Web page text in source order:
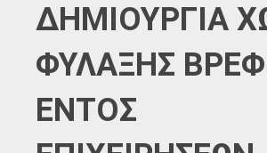
ΔΗΜΙΟΥΡΓΙΑ
ΦΥΛΑΞΗΣ
ΕΝΤΟΣ